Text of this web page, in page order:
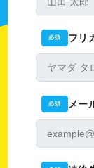
必須 フリ
必須 メー